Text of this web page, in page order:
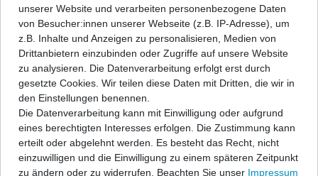
Beschreibung
Technische Daten
Angaben Produktsicherheit
unserer Website und verarbeiten personenbezogene Daten
von Besucher:innen unserer Webseite (z.B. IP-Adresse), um
z.B. Inhalte und Anzeigen zu personalisieren, Medien von
Drittanbietern einzubinden oder Zugriffe auf unsere Website
zu analysieren. Die Datenverarbeitung erfolgt erst durch
gesetzte Cookies. Wir teilen diese Daten mit Dritten, die wir in
den Einstellungen benennen.
Die Datenverarbeitung kann mit Einwilligung oder aufgrund
eines berechtigten Interesses erfolgen. Die Zustimmung kann
erteilt oder abgelehnt werden. Es besteht das Recht, nicht
einzuwilligen und die Einwilligung zu einem späteren Zeitpunkt
zu ändern oder zu widerrufen. Beachten Sie unser Impressum